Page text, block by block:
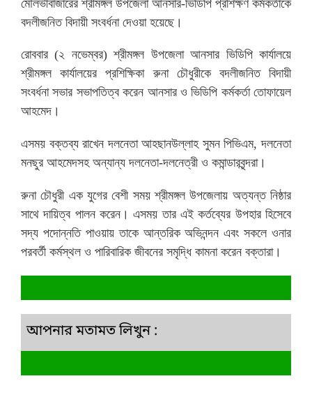
মৌলভীবাজারের শ্রীমঙ্গল উপজেলা আনসার-ভিডিপি প্রশিক্ষণ কর্মকর্তাকে
বদলীজনিত বিদায়ী সংবর্ধনা দেওয়া হয়েছে।
রোববার (২ নভেম্বর) শ্রীমঙ্গল উপজেলা আনসার ভিডিপি কার্যালয়ে
শ্রীমঙ্গল কার্যালয়ের প্রশিক্ষিকা রুনা চৌধুরীকে বদলীজনিত বিদায়ী
সংবর্ধনা সভার সভাপতিত্ব করেন আনসার ও ভিডিপি কর্মকর্তা তোফায়েল
আহমেদ।
এসময় বক্তব্য রাখেন দলনেতা আহছানউল্লাহ সুমন পিভিএম, দলনেতা
মনছুর আহমেদসহ অন্যান্য দলনেতা-দলনেত্রী ও কমান্ডারবৃন্দরা।
রুনা চৌধুরী এক যুগের বেশী সময় শ্রীমঙ্গল উপজেলায় অত্যন্ত নিষ্ঠার
সাথে দায়িত্ব পালন করেন। এসময় তার এই কর্তব্যের উপহার হিসেবে
সদ্য পদোন্নতি পাওয়ায় তাকে আন্তরিক অভিনন্দন এবং সকলে ওনার
পরবর্তী কর্মস্থল ও পারিবারিক জীবনের সমৃদ্ধি কামনা করেন বক্তারা।
আপনার মতামত লিখুন :